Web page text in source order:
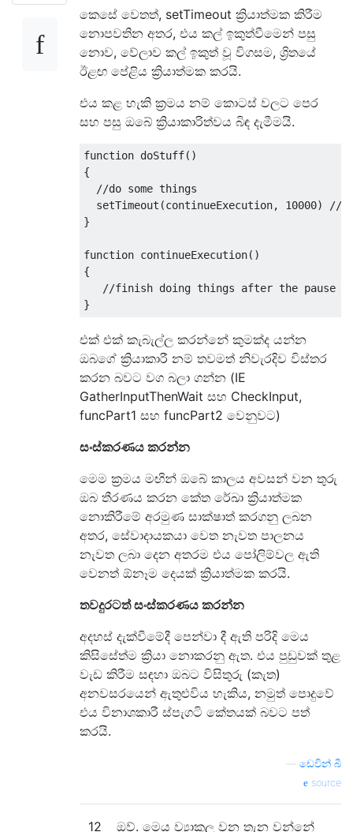
කෙසේ වෙතත්, setTimeout ක්‍රියාත්මක කිරීම
නොපවතින අතර, එය කල් ඉකුත්වීමෙන් පසු
නොව, වේලාව කල් ඉකුත් වූ විගසම, ශ්‍රිතයේ
ඊළඟ පේළිය ක්‍රියාත්මක කරයි.
එය කළ හැකි ක්‍රමය නම් කොටස් වලට පෙර
සහ පසු ඔබේ ක්‍රියාකාරිත්වය බිඳ දැමීමයි.
function doStuff()
{
//do some things
  setTimeout
(continueExecution, 10000)
//
}
function continueExecution()
{
//finish doing things after the pause
}
එක් එක් කැබැල්ල කරන්නේ කුමක්ද යන්න
ඔබගේ ක්‍රියාකාරී නම් තවමත් නිවැරදිව විස්තර
කරන බවට වග බලා ගන්න (IE
GatherInputThenWait සහ CheckInput,
funcPart1 සහ funcPart2 වෙනුවට)
සංස්කරණය කරන්න
මෙම ක්‍රමය මඟින් ඔබේ කාලය අවසන් වන තුරු
ඔබ තීරණය කරන කේත රේඛා ක්‍රියාත්මක
නොකිරීමේ අරමුණ සාක්ෂාත් කරගනු ලබන
අතර, සේවාදායකයා වෙත නැවත පාලනය
නැවත ලබා දෙන අතරම එය පෝලිම්වල ඇති
වෙනත් ඕනෑම දෙයක් ක්‍රියාත්මක කරයි.
තවදුරටත් සංස්කරණය කරන්න
අදහස් දැක්වීමේදී පෙන්වා දී ඇති පරිදි මෙය
කිසිසේත්ම ක්‍රියා නොකරනු ඇත. එය පුඩුවක් තුළ
වැඩ කිරීම සඳහා ඔබට විසිතුරු (කැත)
අනවසරයෙන් ඇතුළුවිය හැකිය, නමුත් පොදුවේ
එය විනාශකාරී ස්පැගටි කේතයක් බවට පත්
කරයි.
ඩෙවින් බී
source
12 ඔව්. මෙය ව්‍යාකූල වන තැන වන්නේ